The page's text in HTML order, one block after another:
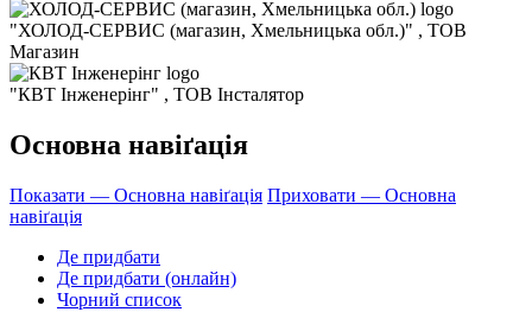
"ХОЛОД-СЕРВИС (магазин, Хмельницька обл.)" , ТОВ
Магазин
"КВТ Інженерінг" , ТОВ Інсталятор
Основна навіґація
Показати — Основна навіґація Приховати — Основна
навіґація
Де придбати
Де придбати (онлайн)
Чорний список